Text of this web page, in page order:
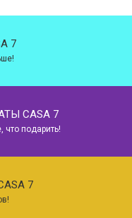
7
CASA 7
что подарить!
7